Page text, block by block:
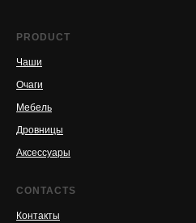
PRODUCT
Чаши
Очаги
Мебель
Дровницы
Аксессуары
CONTACTS
Контакты